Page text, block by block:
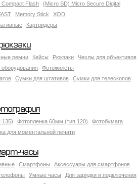
Compact Flash
(Micro SD) Micro Secure Digital
Memory Stick
XQD
Картридеры
ремни Кейсы Рюкзаки
Чехлы для объективов
Фотожилеты
Сумки для штативов
Сумки для телескопов
135) Фотопленка 60мм (тип 120)
Фотобумага
для моментальной печати
часы
Смартфоны
Аксессуары для смартфонов
Умные часы
Для зарядки и подключения